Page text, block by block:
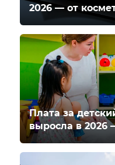
2026 — от
Плата за
выросла в 2026